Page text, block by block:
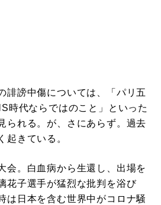
謗中傷については、「パリ五
時代ならではのこと」といった
られる。が、さにあらず。過去
起きている。
。白血病から生還し、出場を
花子選手が猛烈な批判を浴び
は日本を含む世界中がコロナ騒